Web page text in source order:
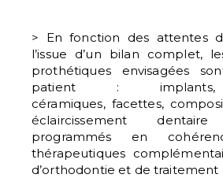
> En fonction des attentes
l’issue d’un bilan complet,
prothétiques envisagées
patient : implants,
céramiques, facettes,
éclaircissement
programmés en
thérapeutiques
d’orthodontie et de traitement